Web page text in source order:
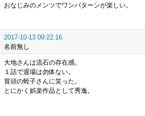
おなじみのメンツでワンパターンが楽しい。
2017-10-13 09:22:16
名前無し
大地さんは流石の存在感。
１話で退場は勿体ない。
冒頭の蛭子さんに笑った。
とにかく娯楽作品として秀逸。